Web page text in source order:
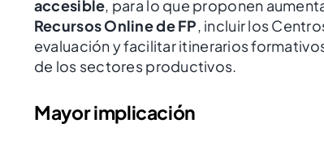
accesible, para lo que proponen
Recursos Online de FP, incluir los
evaluación y facilitar itinerarios
de los sectores productivos.
Mayor implicación